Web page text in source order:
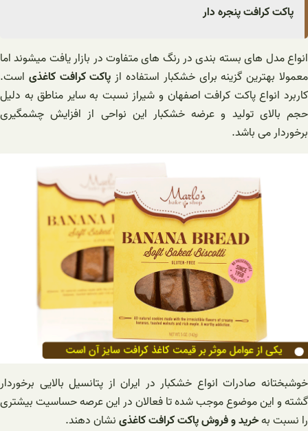
پاکت کرافت پنجره دار
انواع مدل های بسته بندی در رنگ های متفاوت در بازار یافت میشوند اما
معمولا بهترین گزینه برای خشکبار استفاده از پاکت کرافت کاغذی است.
کاربرد انواع پاکت کرافت اصفهان و شیراز نسبت به سایر مناطق به دلیل
حجم بالای تولید و عرضه خشکبار این نواحی از افزایش چشمگیری
برخوردار می باشد.
خوشبختانه صادرات انواع خشکبار در ایران از پتانسیل بالایی برخوردار
گشته و این موضوع موجب شده تا فعالان در این عرصه حساسیت بیشتری
را نسبت بهخرید و فروش پاکت کرافت کاغذینشان دهند.